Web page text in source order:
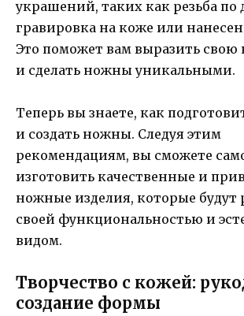
украшений, таких как резьба по
гравировка на коже или
Это поможет вам выразить свою
и сделать ножны уникальными.
Теперь вы знаете, как
и создать ножны. Следуя этим
рекомендациям, вы сможете
изготовить качественные и
ножные изделия, которые будут
своей функциональностью и
видом.
Творчество с кожей:
создание формы